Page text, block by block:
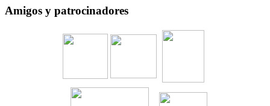
Amigos y patrocinadores